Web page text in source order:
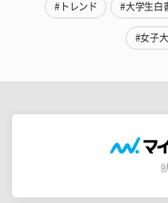
#トレンド #大学生白
#女子